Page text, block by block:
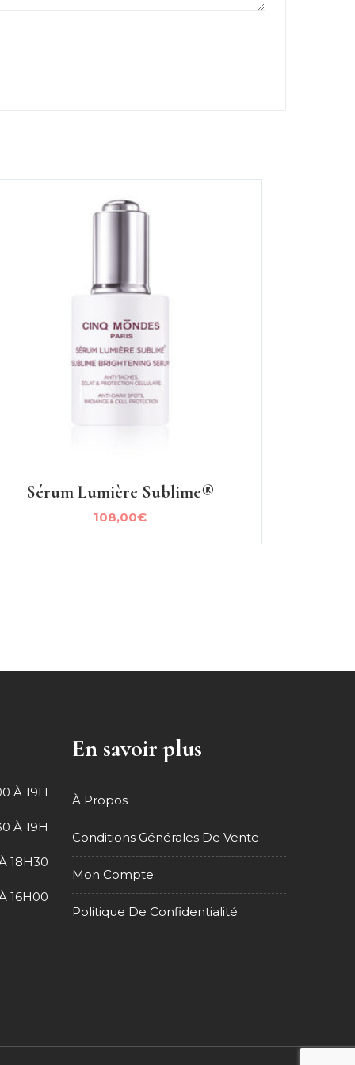
Sérum Lumière Sublime®
108,00€
À 19H
À 19H
18H30
16H00
En savoir plus
À Propos
Conditions Générales De Vente
Mon Compte
Politique De Confidentialité